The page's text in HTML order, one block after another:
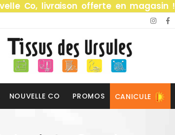
Co, livraison offerte en magasin !
NOUVELLE CO PROMOS CANICULE